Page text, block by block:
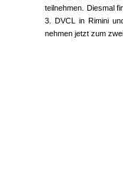
teilnehmen. Diesmal
3. DVCL in Rimini
nehmen jetzt zum